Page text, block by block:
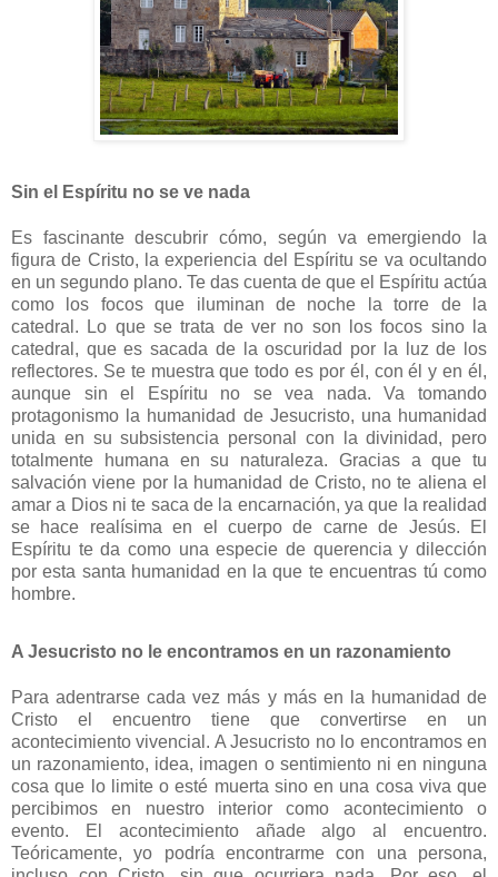
Sin el Espíritu no se ve nada
Es fascinante descubrir cómo, según va emergiendo la
figura de Cristo, la experiencia del Espíritu se va ocultando
en un segundo plano. Te das cuenta de que el Espíritu actúa
como los focos que iluminan de noche la torre de la
catedral. Lo que se trata de ver no son los focos sino la
catedral, que es sacada de la oscuridad por la luz de los
reflectores. Se te muestra que todo es por él, con él y en él,
aunque sin el Espíritu no se vea nada. Va tomando
protagonismo la humanidad de Jesucristo, una humanidad
unida en su subsistencia personal con la divinidad, pero
totalmente humana en su naturaleza. Gracias a que tu
salvación viene por la humanidad de Cristo, no te aliena el
amar a Dios ni te saca de la encarnación, ya que la realidad
se hace realísima en el cuerpo de carne de Jesús. El
Espíritu te da como una especie de querencia y dilección
por esta santa humanidad en la que te encuentras tú como
hombre.
A Jesucristo no le encontramos en un razonamiento
Para adentrarse cada vez más y más en la humanidad de
Cristo el encuentro tiene que convertirse en un
acontecimiento vivencial. A Jesucristo no lo encontramos en
un razonamiento, idea, imagen o sentimiento ni en ninguna
cosa que lo limite o esté muerta sino en una cosa viva que
percibimos en nuestro interior como acontecimiento o
evento. El acontecimiento añade algo al encuentro.
Teóricamente, yo podría encontrarme con una persona,